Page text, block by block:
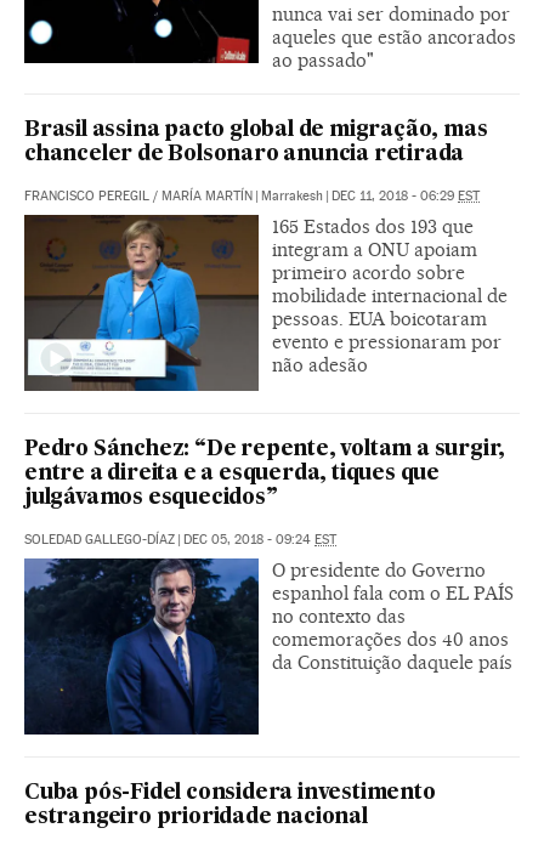
nunca vai ser dominado por
aqueles que estão ancorados
ao passado"
Brasil assina pacto global de migração, mas
chanceler de Bolsonaro anuncia retirada
FRANCISCO PEREGIL / MARÍA MARTÍN | Marrakesh | DEC 11, 2018 - 06:29 EST
165 Estados dos 193 que
integram a ONU apoiam
primeiro acordo sobre
mobilidade internacional de
pessoas. EUA boicotaram
evento e pressionaram por
não adesão
Pedro Sánchez: “De repente, voltam a surgir,
entre a direita e a esquerda, tiques que
julgávamos esquecidos”
SOLEDAD GALLEGO-DÍAZ | DEC 05, 2018 - 09:24 EST
O presidente do Governo
espanhol fala com o EL PAÍS
no contexto das
comemorações dos 40 anos
da Constituição daquele país
Cuba pós-Fidel considera investimento
estrangeiro prioridade nacional